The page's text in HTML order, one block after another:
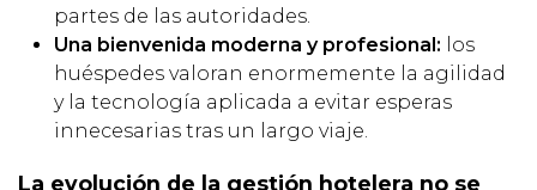
partes de las autoridades.
Una bienvenida moderna y profesional: los
huéspedes valoran enormemente la agilidad
y la tecnología aplicada a evitar esperas
innecesarias tras un largo viaje.
La evolución de la gestión hotelera no se